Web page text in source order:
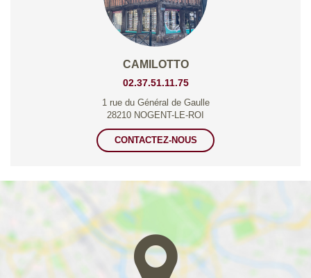
CAMILOTTO
02.37.51.11.75
1 rue du Général de Gaulle
28210 NOGENT-LE-ROI
CONTACTEZ-NOUS